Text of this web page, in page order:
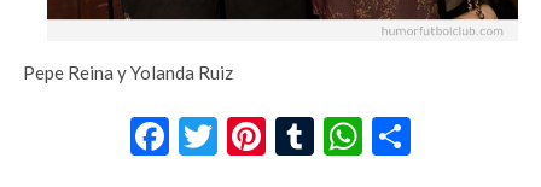
Pepe Reina y Yolanda Ruiz
Facebook
Twitter
Pinterest
TumblrWhatsApp